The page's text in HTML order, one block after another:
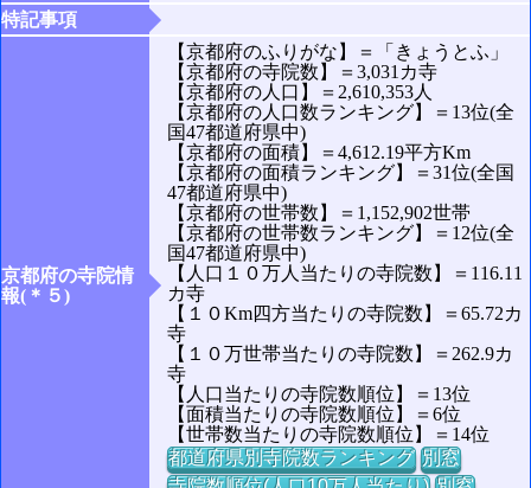
特記事項
京都府の寺院情
報(＊５)
【京都府のふりがな】＝「きょうとふ」
【京都府の寺院数】＝3,031カ寺
【京都府の人口】＝2,610,353人
【京都府の人口数ランキング】＝13位(全
国47都道府県中)
【京都府の面積】＝4,612.19平方Km
【京都府の面積ランキング】＝31位(全国
47都道府県中)
【京都府の世帯数】＝1,152,902世帯
【京都府の世帯数ランキング】＝12位(全
国47都道府県中)
【人口１０万人当たりの寺院数】＝116.11
カ寺
【１０Km四方当たりの寺院数】＝65.72カ
寺
【１０万世帯当たりの寺院数】＝262.9カ
寺
【人口当たりの寺院数順位】＝13位
【面積当たりの寺院数順位】＝6位
【世帯数当たりの寺院数順位】＝14位
都道府県別寺院数ランキング 別窓